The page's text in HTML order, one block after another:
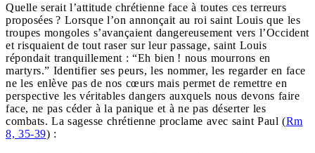
Quelle serait l’attitude chrétienne face à toutes ces terreurs
proposées ? Lorsque l’on annonçait au roi saint Louis que les
troupes mongoles s’avançaient dangereusement vers l’Occident
et risquaient de tout raser sur leur passage, saint Louis
répondait tranquillement : “Eh bien ! nous mourrons en
martyrs.” Identifier ses peurs, les nommer, les regarder en face
ne les enlève pas de nos cœurs mais permet de remettre en
perspective les véritables dangers auxquels nous devons faire
face, ne pas céder à la panique et à ne pas déserter les
combats. La sagesse chrétienne proclame avec saint Paul (Rm
8, 35-39) :